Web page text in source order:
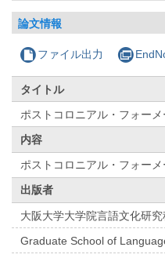
論文情報
ファイル出力
タイトル
ポストコロニアル・フォー
内容
ポストコロニアル・フォー
出版者
大阪大学大学院言語文化研究
Graduate School of